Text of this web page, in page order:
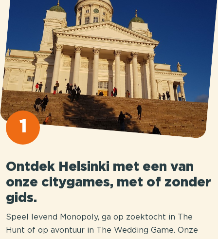
1
Ontdek Helsinki met een van
onze citygames, met of zonder
gids.
Speel levend Monopoly, ga op zoektocht in The
Hunt of op avontuur in The Wedding Game. Onze